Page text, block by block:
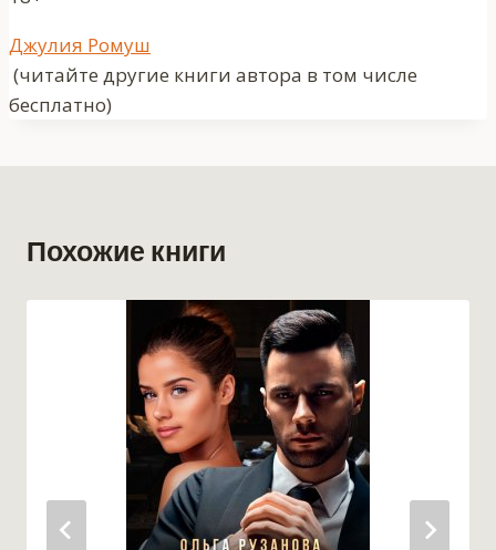
Метки
записи:
Джулия Ромуш
(читайте другие книги автора в том числе
бесплатно)
Похожие книги